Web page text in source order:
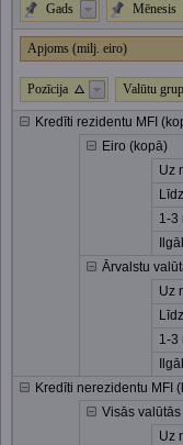
Gads Mēnesis
Apjoms (milj. eiro)
Pozīcija Valūtu
Kredīti rezidentu MFI
Eiro (kopā)
Uz
1-3
Ārvalstu
Uz
1-3
Kredīti nerezidentu MFI
Visās
Uz